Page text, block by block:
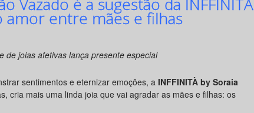
amor entre mães e filhas
de joias afetivas lança presente especial
sentimentos e eternizar emoções, a INFFINITÀ by Soraia
cria mais uma linda joia que vai agradar as mães e filhas: os